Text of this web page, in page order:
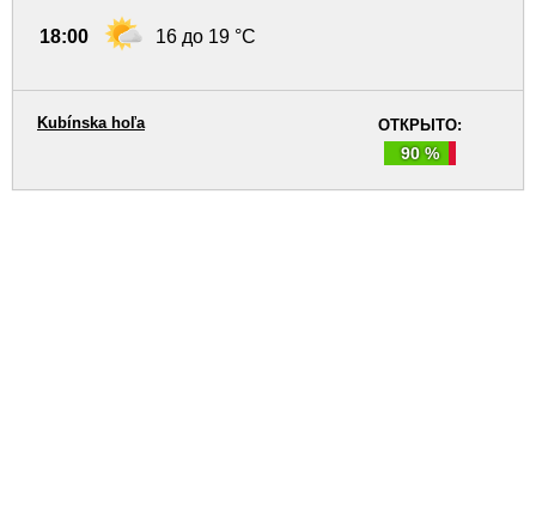
18:00 16 до 19 °C
ОТКРЫТО:
90 %
Kubínska hoľa